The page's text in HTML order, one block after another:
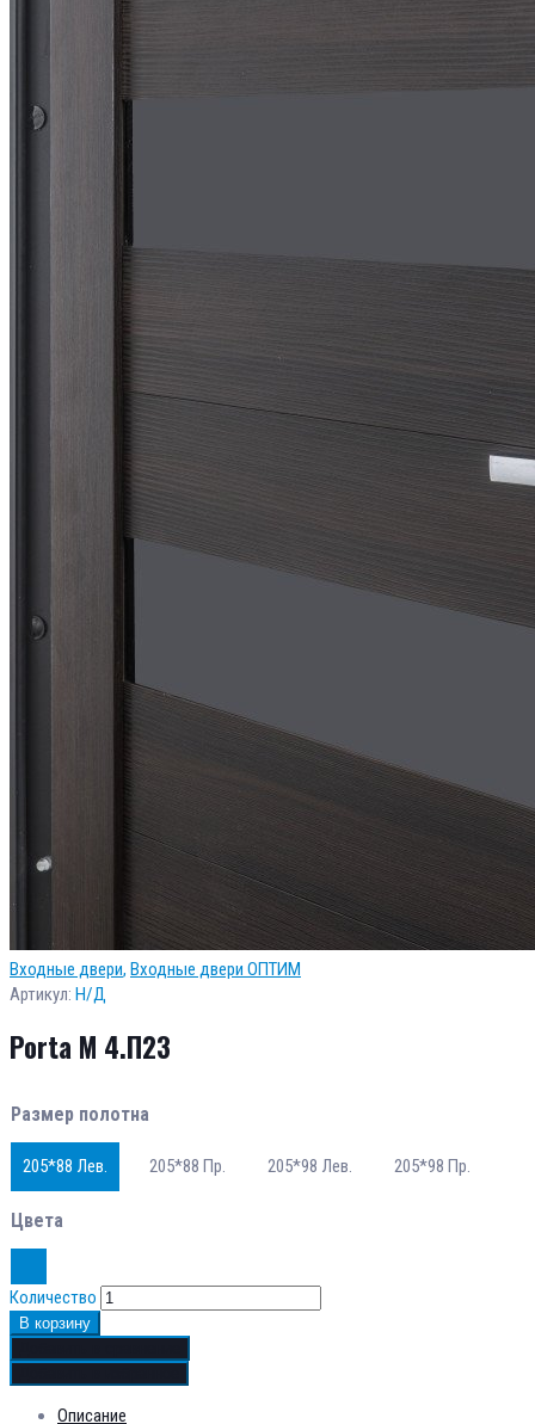
Входные двери, Входные двери ОПТИМ
Артикул: Н/Д
Porta M 4.П23
Размер полотна
205*88 Лев. 205*88 Пр. 205*98 Лев. 205*98 Пр.
Цвета
Количество
В корзину
Описание